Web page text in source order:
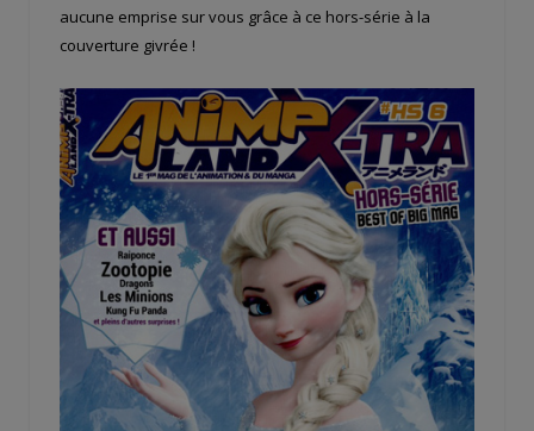
aucune emprise sur vous grâce à ce hors-série à la
couverture givrée !